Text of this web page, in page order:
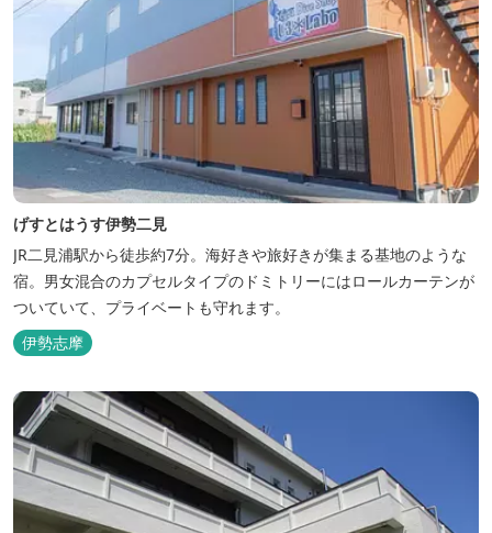
げすとはうす伊勢二見
JR二見浦駅から徒歩約7分。海好きや旅好きが集まる基地のような
宿。男女混合のカプセルタイプのドミトリーにはロールカーテンが
ついていて、プライベートも守れます。
伊勢志摩